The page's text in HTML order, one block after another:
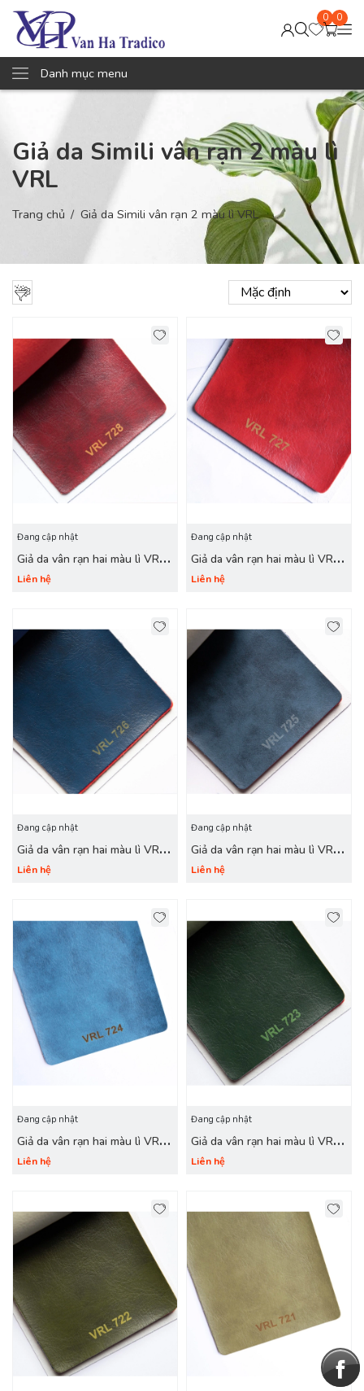
0 0
Danh mục menu
Giả da Simili vân rạn 2 màu lì
VRL
Trang chủ Giả da Simili vân rạn 2 màu lì VRL
Đang cập nhật
Giả da vân rạn hai màu lì VRL
728 đỏ đậm
Liên hệ
Đang cập nhật
Giả da vân rạn hai màu lì VRL
727 đỏ tươi
Liên hệ
Đang cập nhật
Giả da vân rạn hai màu lì VRL
726 xanh navy
Liên hệ
Đang cập nhật
Giả da vân rạn hai màu lì VRL
725 xanh dương
Liên hệ
Đang cập nhật
Giả da vân rạn hai màu lì VRL
724 xanh nước biển
Liên hệ
Đang cập nhật
Giả da vân rạn hai màu lì VRL
723 xanh rêu
Liên hệ